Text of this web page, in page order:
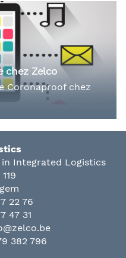
chez Zelco
Coronaproof chez
in Integrated Logistics
22 76
47 31
382 796